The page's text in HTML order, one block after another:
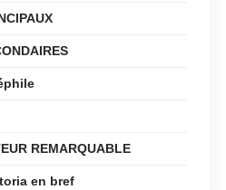
REMARQUABLE
en bref